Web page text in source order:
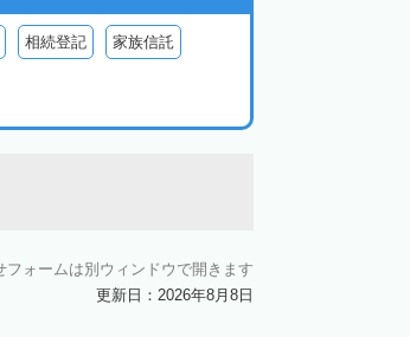
古平町 積丹郡積丹町
空知郡上砂川町
清水町 中川郡本別町
相続登記 家族信託
ォームは別ウィンドウで開きます
更新日：2026年8月8日